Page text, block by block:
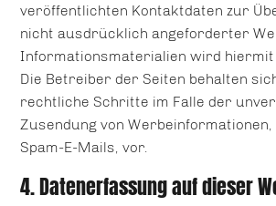
veröffentlichten Kontaktdaten zur
nicht ausdrücklich angeforderter
Informationsmaterialien wird hiermit
Die Betreiber der Seiten behalten
rechtliche Schritte im Falle der
Zusendung von
Spam-E-Mails, vor.
4. Datenerfassung auf dieser